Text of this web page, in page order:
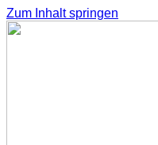
Zum Inhalt springen